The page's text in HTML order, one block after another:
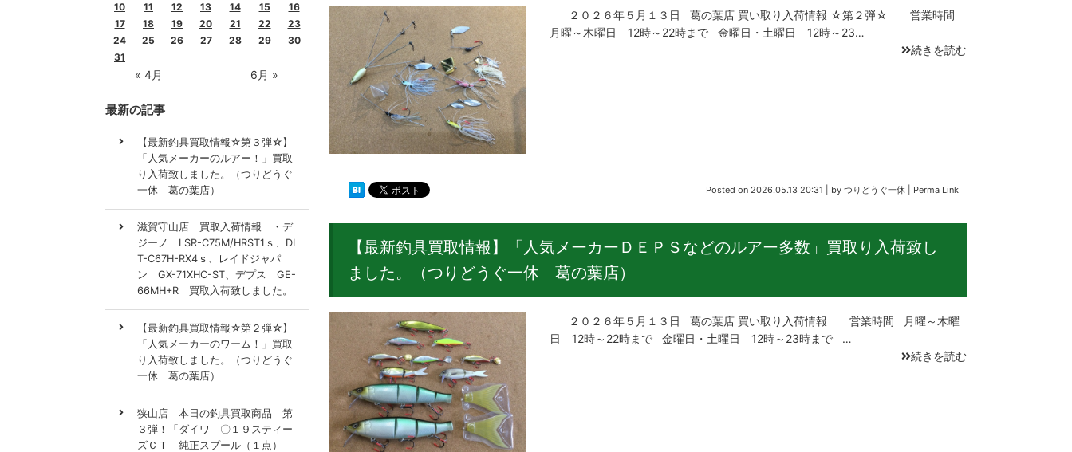
２０２６年５月１３日 葛の葉店 買い取り入荷情報 ☆第２弾☆ 営業時間
月曜～木曜日 12時～22時まで 金曜日・土曜日 12時～23…
続きを読む
Posted on 2026.05.13 20:31 by つりどうぐ一休 Perma Link
【最新釣具買取情報】「人気メーカーＤＥＰＳなどのルアー多数」買取り入荷致し
ました。（つりどうぐ一休 葛の葉店）
２０２６年５月１３日 葛の葉店 買い取り入荷情報 営業時間 月曜～木曜
日 12時～22時まで 金曜日・土曜日 12時～23時まで …
続きを読む
« 4月 6月 »
10
11 12 13 14 15
16
17
18 19 20 21 22
23
24
25 26 27 28 29
30
31
最新の記事
【最新釣具買取情報☆第３弾☆】
「人気メーカーのルアー！」買取
り入荷致しました。（つりどうぐ
一休 葛の葉店）
滋賀守山店 買取入荷情報 ・デ
ジーノ LSR-C75M/HRST1ｓ、DL
T-C67H-RX4ｓ、レイドジャパ
ン GX-71XHC-ST、デプス GE-
66MH+R 買取入荷致しました。
【最新釣具買取情報☆第２弾☆】
「人気メーカーのワーム！」買取
り入荷致しました。（つりどうぐ
一休 葛の葉店）
狭山店 本日の釣具買取商品 第
３弾！「ダイワ 〇１９スティー
ズＣＴ 純正スプール（１点）